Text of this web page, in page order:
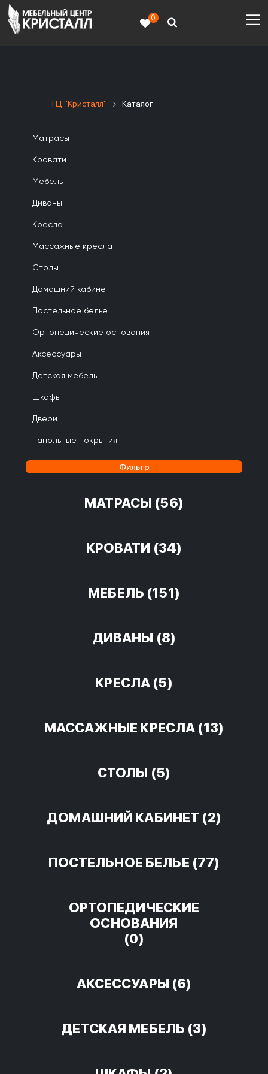
0
ТЦ "Кристалл" Каталог
Матрасы
Кровати
Мебель
Диваны
Кресла
Массажные кресла
Столы
Домашний кабинет
Постельное белье
Ортопедические основания
Аксессуары
Детская мебель
Шкафы
Двери
напольные покрытия
Фильтр
МАТРАСЫ (56)
КРОВАТИ (34)
МЕБЕЛЬ (151)
ДИВАНЫ (8)
КРЕСЛА (5)
МАССАЖНЫЕ КРЕСЛА (13)
СТОЛЫ (5)
ДОМАШНИЙ КАБИНЕТ (2)
ПОСТЕЛЬНОЕ БЕЛЬЕ (77)
ОРТОПЕДИЧЕСКИЕ
ОСНОВАНИЯ
(0)
АКСЕССУАРЫ (6)
ДЕТСКАЯ МЕБЕЛЬ (3)